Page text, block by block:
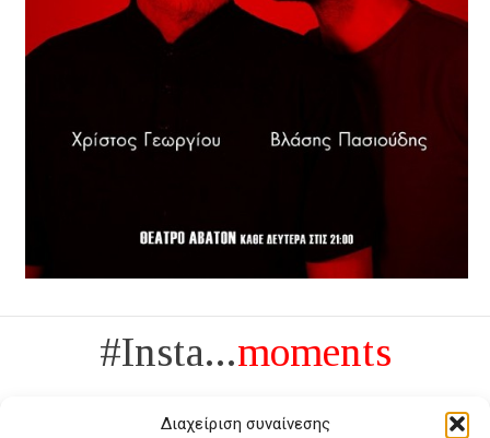
Διαχείριση συναίνεσης
#Insta...moments